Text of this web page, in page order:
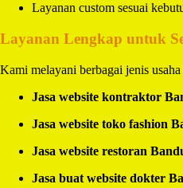
Layanan custom sesuai
Layanan Lengkap untuk
Kami melayani berbagai jenis
Jasa website kontraktor
Jasa website toko fashion
Jasa website restoran
Jasa buat website dokter